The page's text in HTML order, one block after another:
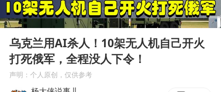
《欢迎来龙餐馆》口碑
央视新主播李秋莹孙亚鹏亮相
郑丽文：台湾从来没有“独立”过
Play
00:00 01:05
乌克兰用AI杀人！10架无人机自己开火
打死俄军，全程没人下令！
声明：个人原创，仅供参考